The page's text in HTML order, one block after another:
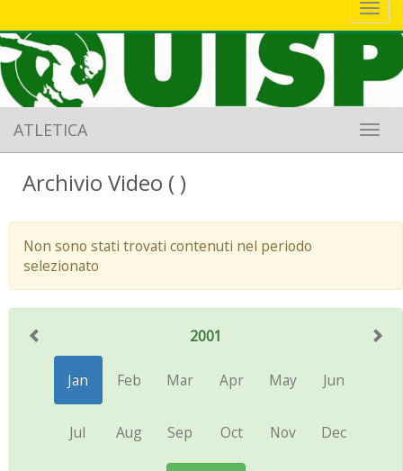
ATLETICA
Archivio Video ( )
Non sono stati trovati contenuti nel periodo
selezionato
2001
Jan Feb Mar Apr May Jun
Jul Aug Sep Oct Nov Dec